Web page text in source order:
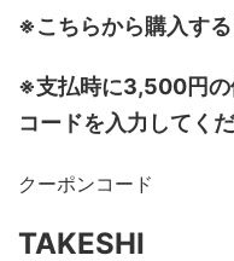
※こちらから購入す
※支払時に3,500円の
コードを入力してくだ
クーポンコード
TAKESHI